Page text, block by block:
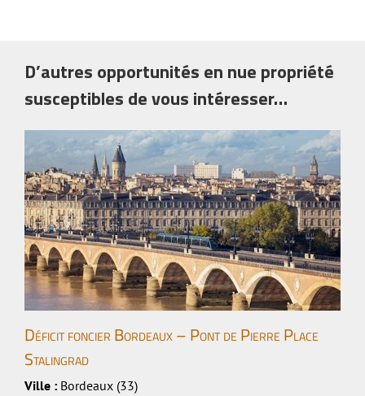
D’autres opportunités en nue propriété
susceptibles de vous intéresser…
Déficit foncier Bordeaux – Pont de Pierre Place
Stalingrad
Ville : Bordeaux (33)